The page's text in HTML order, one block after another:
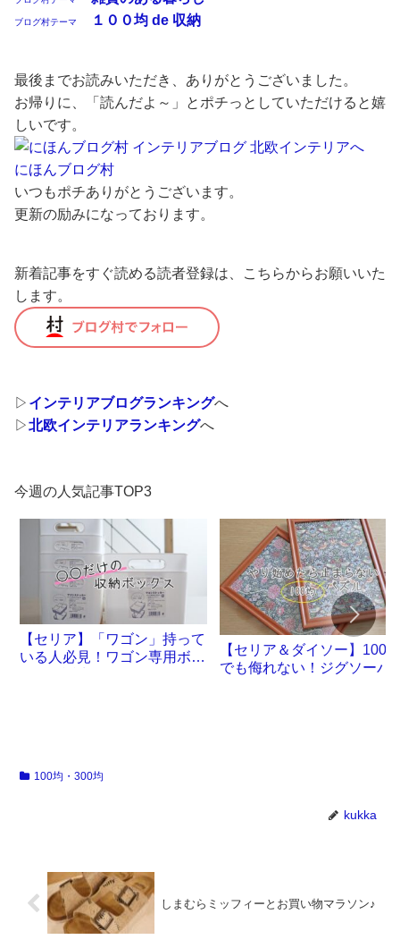
ブログ村テーマ １００均 de 収納
最後までお読みいただき、ありがとうございました。
お帰りに、「読んだよ～」とポチっとしていただけると嬉
しいです。
にほんブログ村
いつもポチありがとうございます。
更新の励みになっております。
新着記事をすぐ読める読者登録は、こちらからお願いいた
します。
▷ インテリアブログランキングへ
▷北欧インテリアランキングへ
今週の人気記事TOP3
【セリア】「ワゴン」持って
いる人必見！ワゴン専用ボッ
【セリア＆ダイソー】100円
でも侮れない！ジグソーパ
100均・300均
kukka
しまむらミッフィーとお買い物マラソン♪